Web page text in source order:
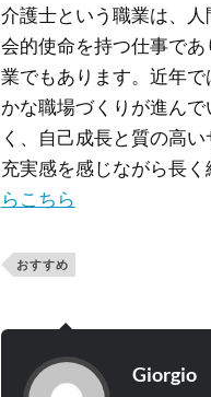
介護士という職業は、
会的使命を持つ仕事で
業でもあります。近年
かな職場づくりが進ん
く、自己成長と質の高
充実感を感じながら長く
らこちら
おすすめ
Giorgio